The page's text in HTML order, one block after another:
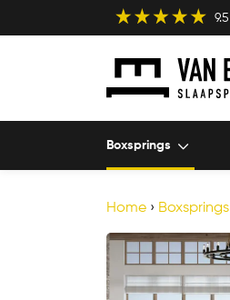
9.5
Boxsprings
Home › Boxsprings